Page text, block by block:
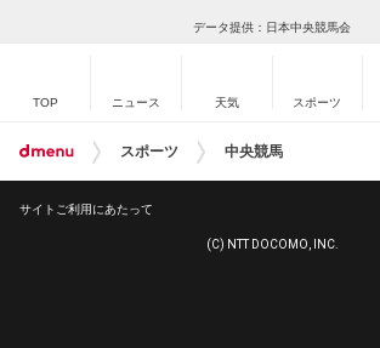
データ提供：日本中央競馬会
TOP ニュース 天気 スポーツ
スポーツ 中央競馬
サイトご利用にあたって
(C) NTT DOCOMO, INC.